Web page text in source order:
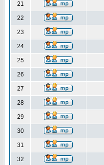
21
22
23
24
25
26
27
28
29
30
31
32